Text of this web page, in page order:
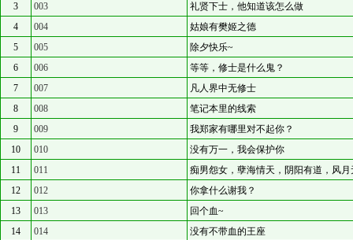
3
003
礼贤下士，他知道该怎么做
4
004
姑娘有樊姬之德
5
005
除夕快乐~
6
006
等等，修士是什么鬼？
7
007
凡人界中无修士
8
008
笔记本里的线索
9
009
我郑家有哪里对不起你？
10
010
没有万一，我会保护你
11
011
痴男怨女，孽海情天，阴阳有道，风月
12
012
你拿什么谢我？
13
013
回个血~
14
014
没有不带血的王座